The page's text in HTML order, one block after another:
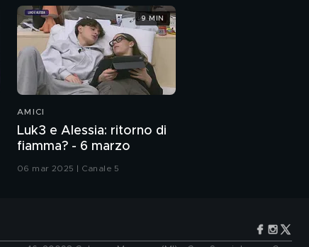
AMICI
Luk3 e Alessia: ritorno di
fiamma? - 6 marzo
06 mar 2025 | Canale 5
9 MIN